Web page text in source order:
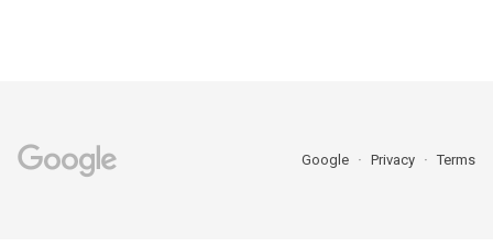
Google Privacy Terms